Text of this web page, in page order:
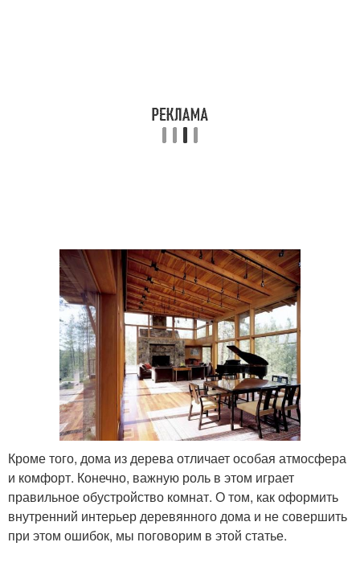
Кроме того, дома из дерева отличает особая атмосфера
и комфорт. Конечно, важную роль в этом играет
правильное обустройство комнат. О том, как оформить
внутренний интерьер деревянного дома и не совершить
при этом ошибок, мы поговорим в этой статье.